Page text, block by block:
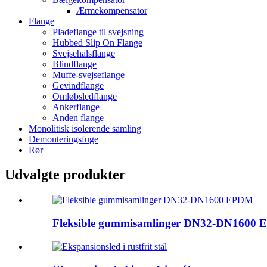
Ærmekompensator
Flange
Pladeflange til svejsning
Hubbed Slip On Flange
Svejsehalsflange
Blindflange
Muffe-svejseflange
Gevindflange
Omløbsledflange
Ankerflange
Anden flange
Monolitisk isolerende samling
Demonteringsfuge
Rør
Udvalgte produkter
Fleksible gummisamlinger DN32-DN1600